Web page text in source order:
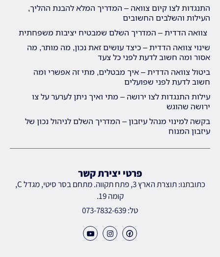
התנגדות לצו קיום צוואה – המדריך המלא להבנת ההליך,
העילות והשלבים החשובים
צוואה הדדית – המדריך השלם שמבטיח יציבות משפחתית
שינוי צוואה הדדית – כיצד עושים זאת נכון, מה מותר, מה
אסור ומה חשוב לדעת לפני כל צעד
ביטול צוואה הדדית – איך מבטלים, מתי זה אפשרי ומה
חשוב לדעת לפני שפועלים
עילות התנגדות לצו ירושה – מתי ואיך ניתן לערער על צו
ירושה שהוגש
בקשה למינוי מנהל עיזבון – המדריך השלם לניהול נכון של
עיזבון המנוח
פרטי יצירת קשר
כתובתנו: תוצרת הארץ 3, פתח תקווה. מתחם בסר סיטי, מגדל C,
קומה 19.
טל: 073-7832-639